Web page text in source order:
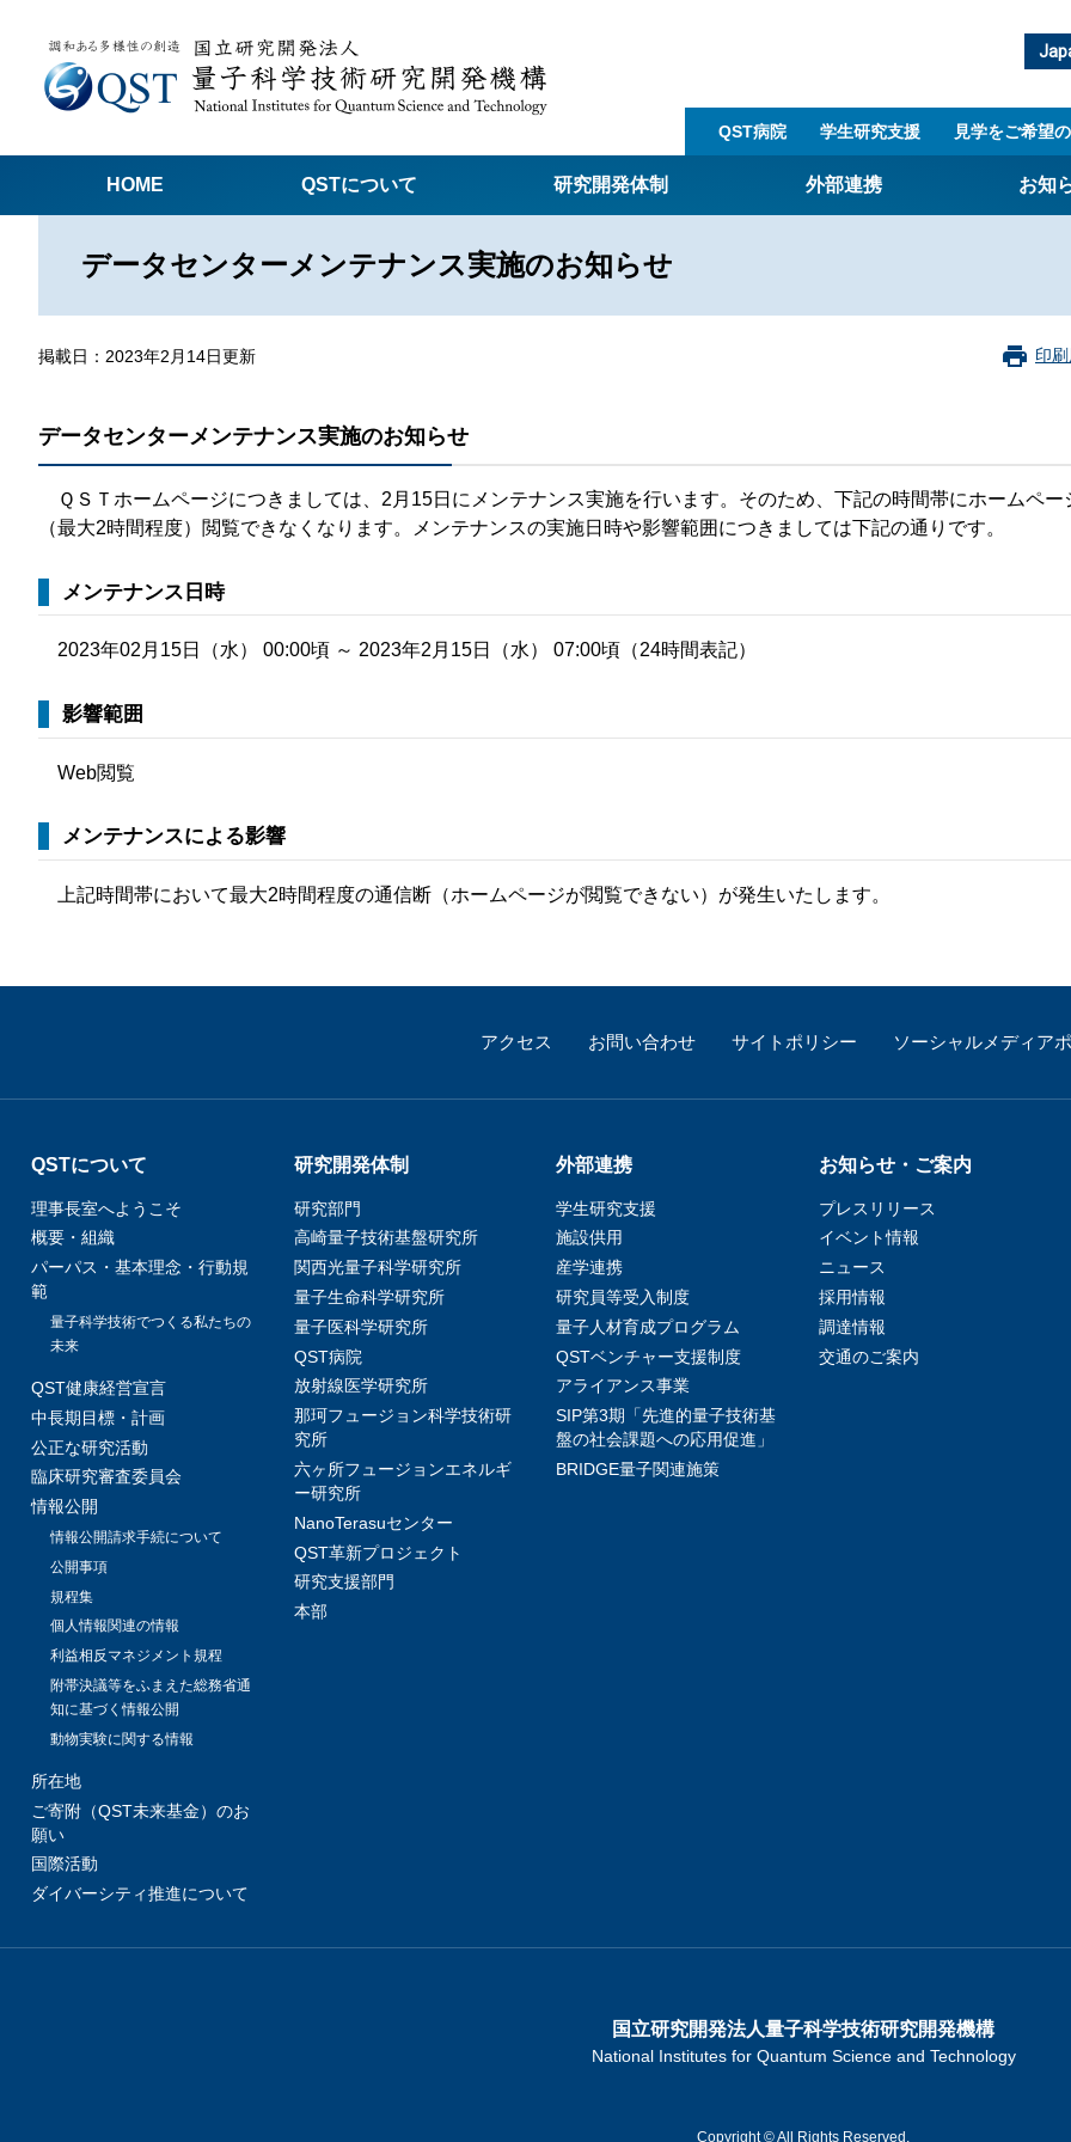
QST病院 学生研究支援​ 見学をご希望
HOME QSTについて
附帯決議等をふまえた総務省通知に基づく情報公開
動物実験に関する情報
研究開発体制
高崎量子技術基盤研究所
放射線医学研究所
那珂フュージョン科学技術研究所
外部連携
アライアンス事業
SIP第3期「先進的量子技術基盤の社会課題
お知
データセンターメンテナンス実施のお知らせ
掲載日：2023年2月14日更新 印
データセンターメンテナンス実施のお知らせ
ＱＳＴホームページにつきましては、2月15日にメンテナンス実施を行います。そのため、下記の時間帯にホームペー
（最大2時間程度）閲覧できなくなります。メンテナンスの実施日時や影響範囲につきましては下記の通りです。
メンテナンス日時
2023年02月15日（水） 00:00頃 ～ 2023年2月15日（水） 07:00頃（24時間表記）
影響範囲
Web閲覧
メンテナンスによる影響
上記時間帯において最大2時間程度の通信断（ホームページが閲覧できない）が発生いたします。
アクセス お問い合わせ サイトポリシー ソーシャルメディア
QSTについて
理事長室へようこそ
概要・組織
パーパス・基本理念・行動規
範
量子科学技術でつくる私たちの
未来
QST健康経営宣言
中長期目標・計画
公正な研究活動
臨床研究審査委員会
情報公開
情報公開請求手続について
公開事項
規程集
個人情報関連の情報
利益相反マネジメント規程
附帯決議等をふまえた総務省通
知に基づく情報公開
動物実験に関する情報
所在地
ご寄附（QST未来基金）のお
願い
国際活動
ダイバーシティ推進について
研究開発体制
研究部門
高崎量子技術基盤研究所
関西光量子科学研究所
量子生命科学研究所
量子医科学研究所
QST病院
放射線医学研究所
那珂フュージョン科学技術研
究所
六ヶ所フュージョンエネルギ
ー研究所
NanoTerasuセンター
QST革新プロジェクト
研究支援部門
本部
外部連携
学生研究支援​
施設供用
産学連携
研究員等受入制度
量子人材育成プログラム
QSTベンチャー支援制度
アライアンス事業
SIP第3期「先進的量子技術基
盤の社会課題への応用促進」
BRIDGE量子関連施策
お知らせ・ご案内
プレスリリース
イベント情報
ニュース
採用情報
調達情報
交通のご案内
国立研究開発法人量子科学技術研究開発機構
National Institutes for Quantum Science and Technology
Copyright © All Rights Reserved.